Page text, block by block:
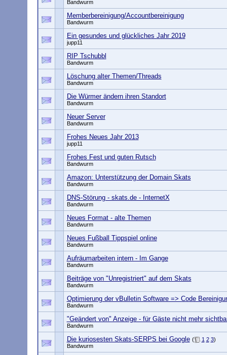
Bandwurm
Memberbereinigung/Accountbereinigung
Bandwurm
Ein gesundes und glückliches Jahr 2019
jupp11
RIP Tschubbl
Bandwurm
Löschung alter Themen/Threads
Bandwurm
Die Würmer ändern ihren Standort
Bandwurm
Neuer Server
Bandwurm
Frohes Neues Jahr 2013
jupp11
Frohes Fest und guten Rutsch
Bandwurm
Amazon: Unterstützung der Domain Skats
Bandwurm
DNS-Störung - skats.de - InternetX
Bandwurm
Neues Format - alte Themen
Bandwurm
Neues Fußball Tippspiel online
Bandwurm
Aufräumarbeiten intern - Im Gange
Bandwurm
Beiträge von "Unregistriert" auf dem Skats
Bandwurm
Optimierung der vBulletin Software => Code
Bandwurm
"Geändert von" Anzeige - für Gäste nicht mehr
Bandwurm
Die kuriosesten Skats-SERPS bei Google ( 1 2 3)
Bandwurm